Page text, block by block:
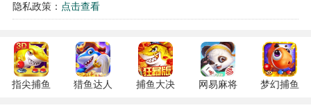
隐私政策： 点击查看
指尖捕鱼
猎鱼达人
捕鱼大决
网易麻将
梦幻捕鱼